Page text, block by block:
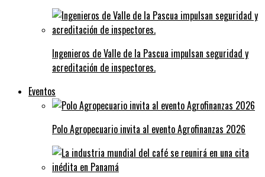
Ingenieros de Valle de la Pascua impulsan seguridad y
acreditación de inspectores.
Eventos
Polo Agropecuario invita al evento Agrofinanzas 2026